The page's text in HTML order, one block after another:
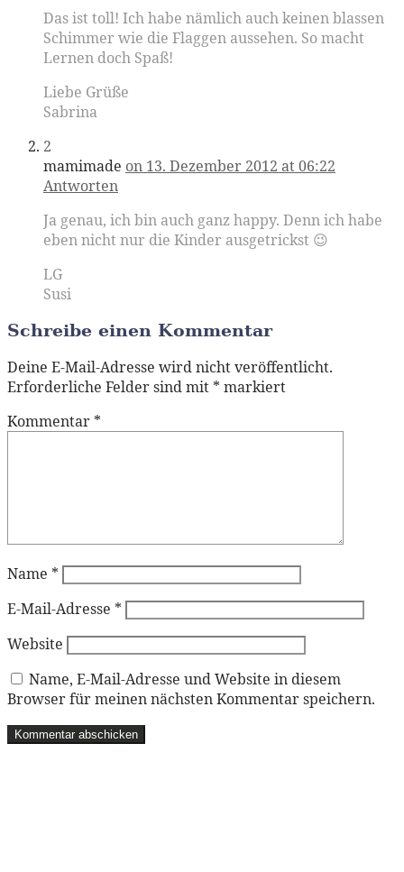
Das ist toll! Ich habe nämlich auch keinen blassen
Schimmer wie die Flaggen aussehen. So macht
Lernen doch Spaß!
Liebe Grüße
Sabrina
2
mamimade on 13. Dezember 2012 at 06:22
Antworten
Ja genau, ich bin auch ganz happy. Denn ich habe
eben nicht nur die Kinder ausgetrickst 😉
LG
Susi
Schreibe einen Kommentar
Deine E-Mail-Adresse wird nicht veröffentlicht.
Erforderliche Felder sind mit * markiert
Kommentar *
Name *
E-Mail-Adresse *
Website
Name, E-Mail-Adresse und Website in diesem
Browser für meinen nächsten Kommentar speichern.